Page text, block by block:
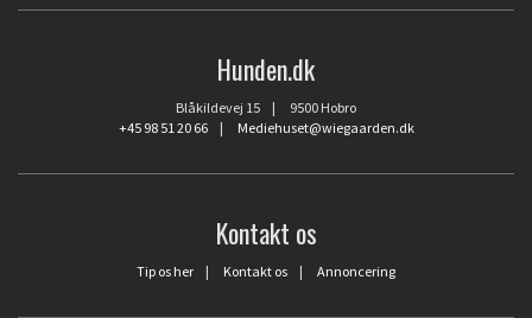
Hunden.dk
Blåkildevej 15 | 9500 Hobro
+45 98 51 20 66| Mediehuset@wiegaarden.dk
Kontakt os
Tip os her | Kontakt os | Annoncering